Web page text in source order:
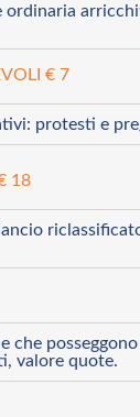
ordinaria
€ 7
protesti e
18
che
valore quote.